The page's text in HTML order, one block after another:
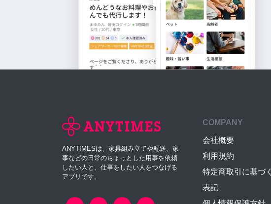
ANYTIMESは、家具組み立てや配送、家
事などの日常のちょっとした用事を依頼
したい人と、仕事をしたい人をつなげる
アプリです。
COMPANY
会社概要
利用規約
特定商取引に基づく
表記